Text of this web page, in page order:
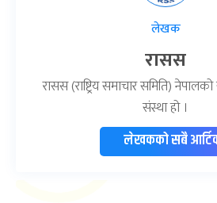
लेखक
रासस
रासस (राष्ट्रिय समाचार समिति)
संस्था हो ।
लेखकको सबै